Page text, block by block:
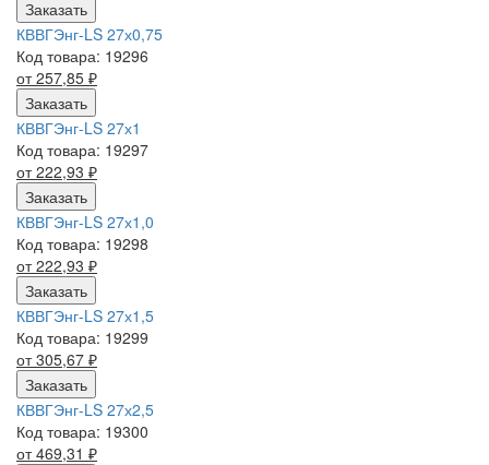
Заказать
КВВГЭнг-LS 27х0,75
Код товара: 19296
от 257,85 ₽
Заказать
КВВГЭнг-LS 27х1
Код товара: 19297
от 222,93 ₽
Заказать
КВВГЭнг-LS 27х1,0
Код товара: 19298
от 222,93 ₽
Заказать
КВВГЭнг-LS 27х1,5
Код товара: 19299
от 305,67 ₽
Заказать
КВВГЭнг-LS 27х2,5
Код товара: 19300
от 469,31 ₽